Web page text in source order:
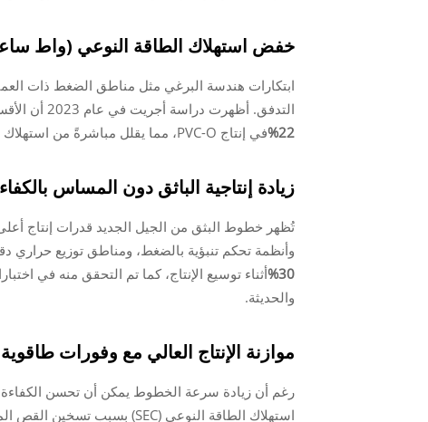
خفض استهلاك الطاقة النوعي (واط
ابتكارات هندسة البرغي مثل مناطق الضغط ذات
التدفق. أظهرت دراسة أجريت في عام 2023 أن الأقسام المخلوطة المخروطية تقلل من استهلاك طاقة المحرك بنسبة
22%
في إنتاج PVC-O، مما يقلل مباشرةً من استهلاك الطاقة النوعي دون المساس بتجانس الكتلة المنصهرة.
زيادة إنتاجية الباثق دون المساس
وأنظمة تحكم تنبؤية بالضغط، ومناطق توزيع حراري
30% أثناء توسيع الإنتاج، كما تم التحقق منه في
والحديثة.
موازنة الإنتاج العالي مع وفورات
رغم أن زيادة سرعة الخطوط يمكن أن تحسن الكفاءة